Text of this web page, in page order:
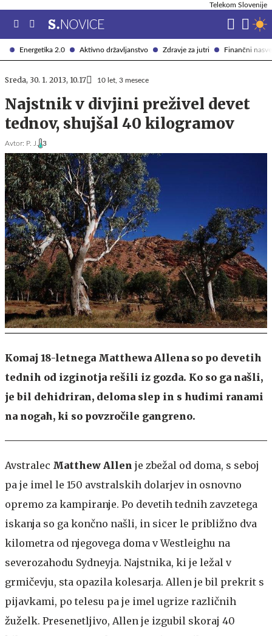
Energetika 2.0 Aktivno državljanstvo Zdravje za jutri Finančni
Telekom Slovenije
Sreda, 30. 1. 2013, 10.17 10 let, 3 mesece
Najstnik v divjini preživel devet
tednov, shujšal 40 kilogramov
Avtor: P. J. 3
Komaj 18-letnega Matthewa Allena so po devetih
tednih od izginotja rešili iz gozda. Ko so ga našli,
je bil dehidriran, deloma slep in s hudimi ranami
na nogah, ki so povzročile gangreno.
Avstralec Matthew Allen je zbežal od doma, s seboj
pa je imel le 150 avstralskih dolarjev in osnovno
opremo za kampiranje. Po devetih tednih zavzetega
iskanja so ga končno našli, in sicer le približno dva
kilometra od njegovega doma v Westleighu na
severozahodu Sydneyja. Najstnika, ki je ležal v
grmičevju, sta opazila kolesarja. Allen je bil prekrit s
pijavkami, po telesu pa je imel ugrize različnih
žuželk. Presenetljivo, Allen je izgubil skoraj 40